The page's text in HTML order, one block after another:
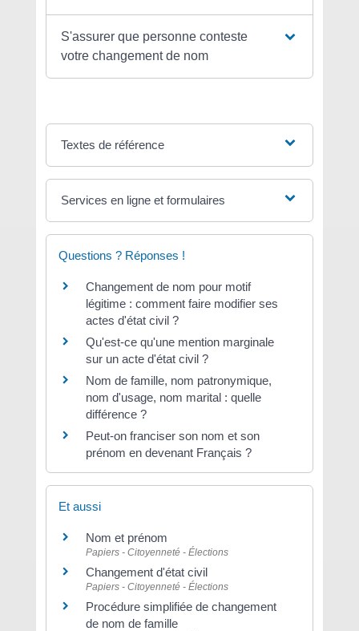
S'assurer que personne conteste
votre changement de nom
Textes de référence
Services en ligne et formulaires
Questions ? Réponses !
Changement de nom pour motif
légitime : comment faire modifier ses
actes d'état civil ?
Qu'est-ce qu'une mention marginale
sur un acte d'état civil ?
Nom de famille, nom patronymique,
nom d'usage, nom marital : quelle
différence ?
Peut-on franciser son nom et son
prénom en devenant Français ?
Et aussi
Nom et prénom
Papiers - Citoyenneté - Élections
Changement d'état civil
Papiers - Citoyenneté - Élections
Procédure simplifiée de changement
de nom de famille